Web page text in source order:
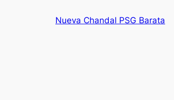
Nueva Chandal PSG Barata